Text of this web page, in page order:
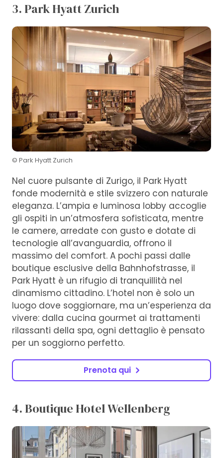
3. Park Hyatt Zurich
© Park Hyatt Zurich
Nel cuore pulsante di Zurigo, il Park Hyatt
fonde modernità e stile svizzero con naturale
eleganza. L’ampia e luminosa lobby accoglie
gli ospiti in un’atmosfera sofisticata, mentre
le camere, arredate con gusto e dotate di
tecnologie all’avanguardia, offrono il
massimo del comfort. A pochi passi dalle
boutique esclusive della Bahnhofstrasse, il
Park Hyatt è un rifugio di tranquillità nel
dinamismo cittadino. L’hotel non è solo un
luogo dove soggiornare, ma un’esperienza da
vivere: dalla cucina gourmet ai trattamenti
rilassanti della spa, ogni dettaglio è pensato
per un soggiorno perfetto.
Prenota qui
4. Boutique Hotel Wellenberg